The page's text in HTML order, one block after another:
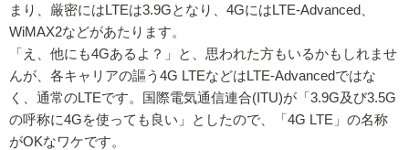
まり、厳密にはLTEは3.9Gとなり、4GにはLTE-Advanced、
WiMAX2などがあたります。
「え、他にも4Gあるよ？」と、思われた方もいるかもしれませ
んが、各キャリアの謳う4G LTEなどはLTE-Advancedではな
く、通常のLTEです。国際電気通信連合(ITU)が「3.9G及び3.5G
の呼称に4Gを使っても良い」としたので、「4G LTE」の名称
がOKなワケです。